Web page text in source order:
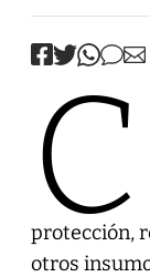
C
protección,
otros